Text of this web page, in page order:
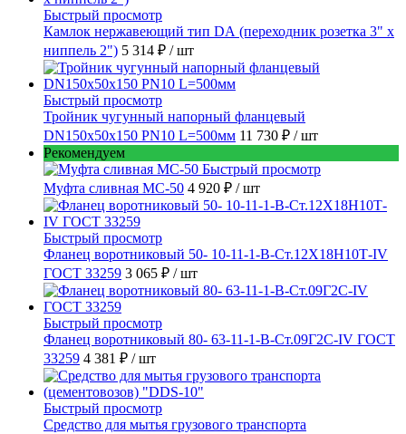
Быстрый просмотр
Камлок нержавеющий тип DА (переходник розетка 3" х
ниппель 2") 5 314 ₽ / шт
Быстрый просмотр
Тройник чугунный напорный фланцевый
DN150х50х150 PN10 L=500мм 11 730 ₽ / шт
Рекомендуем
Быстрый просмотр
Муфта сливная МС-50 4 920 ₽ / шт
Быстрый просмотр
Фланец воротниковый 50- 10-11-1-B-Ст.12Х18Н10Т-IV
ГОСТ 33259 3 065 ₽ / шт
Быстрый просмотр
Фланец воротниковый 80- 63-11-1-B-Ст.09Г2С-IV ГОСТ
33259 4 381 ₽ / шт
Быстрый просмотр
Средство для мытья грузового транспорта